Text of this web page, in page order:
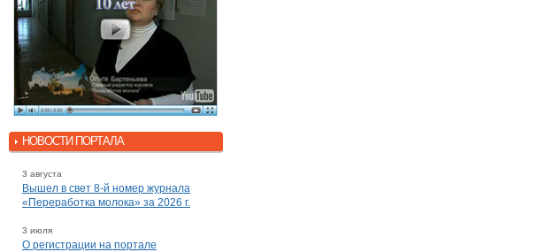
НОВОСТИ ПОРТАЛА
3 августа
Вышел в свет 8-й номер журнала
«Переработка молока» за 2026 г.
3 июля
О регистрации на портале